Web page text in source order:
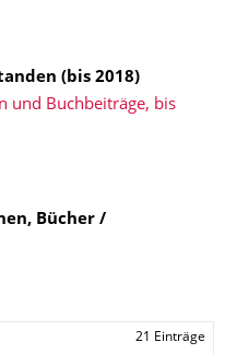
(bis 2018)
und Buchbeiträge, bis
Bücher /
21 Einträge